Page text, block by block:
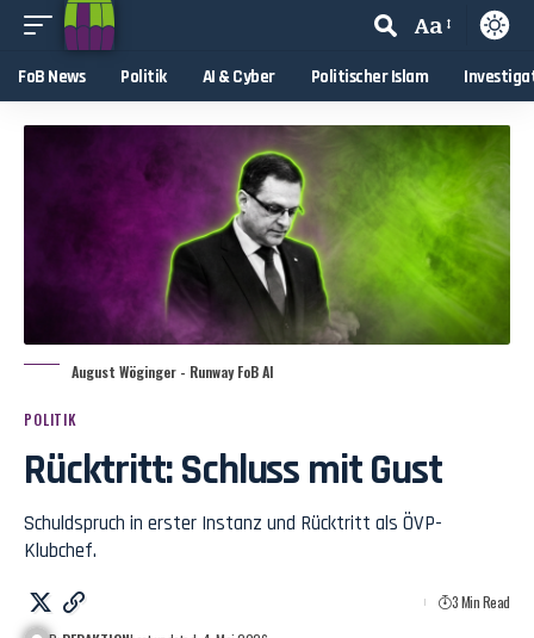
Aa
FoB News Politik AI & Cyber Politischer Islam
August Wöginger - Runway FoB AI
POLITIK
Rücktritt: Schluss mit Gust
Schuldspruch in erster Instanz und Rücktritt als ÖVP-
Klubchef.
3 Min Read